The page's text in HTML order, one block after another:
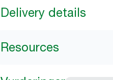
Delivery details
Resources